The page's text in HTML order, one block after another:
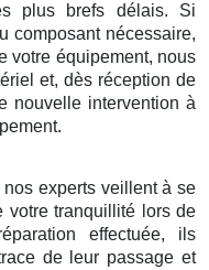
plus brefs délais. Si
composant nécessaire,
votre équipement, nous
et, dès réception de
nouvelle intervention à
experts veillent à se
votre tranquillité lors de
effectuée, ils
de leur passage et